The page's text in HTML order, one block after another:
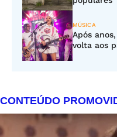
MÚSICA
Após
volta aos